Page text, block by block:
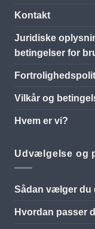
Kontakt
Juridiske
betingelser for
Vilkår og
Hvem er vi?
Udvælgelse og
Sådan vælger du
Hvordan passer